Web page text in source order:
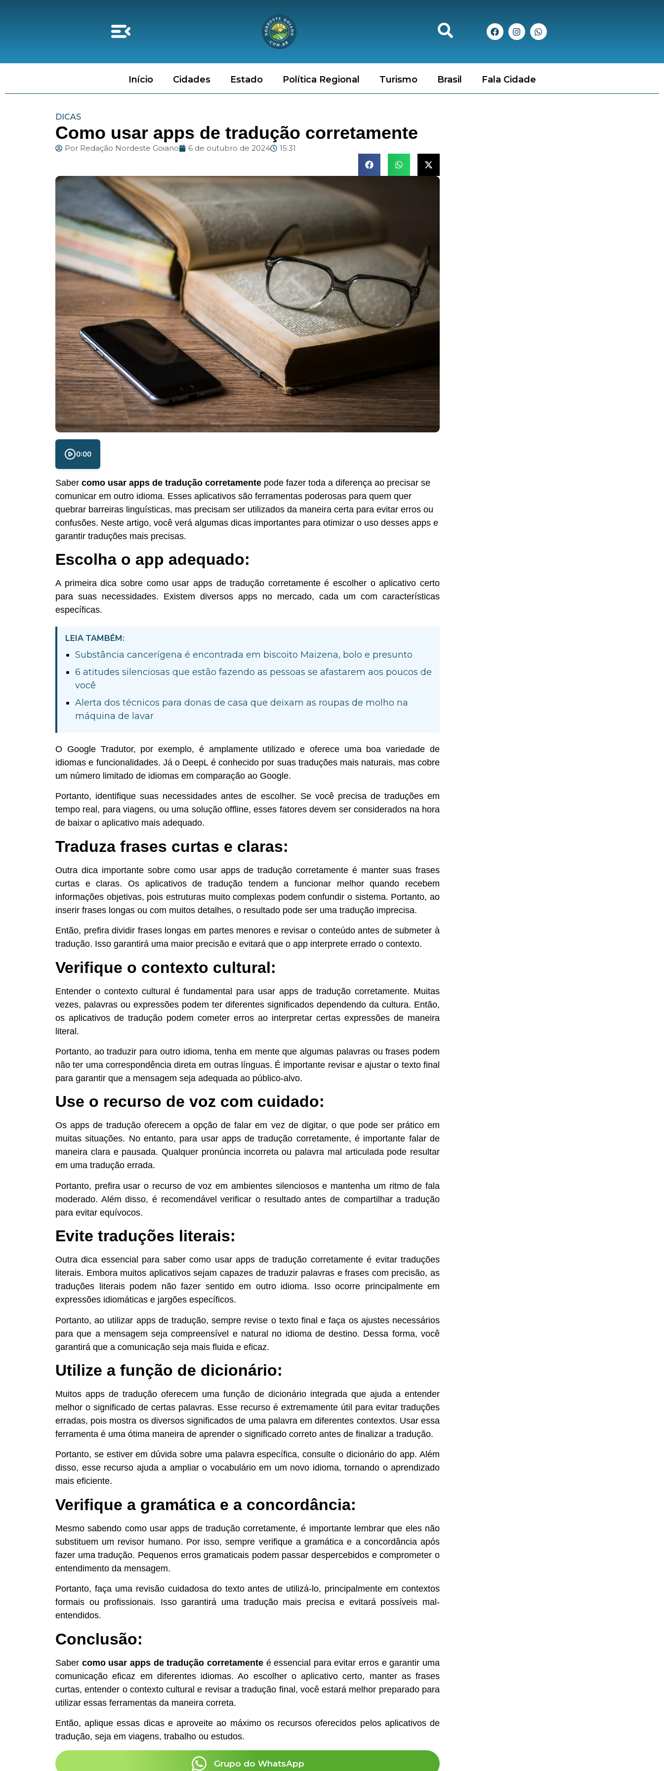
Início Cidades Estado Política Regional Turismo Brasil Fala Cidade
DICAS
Como usar apps de tradução corretamente
Por Redação Nordeste Goiano 6 de outubro de 2024 15:31
0:00
Saber como usar apps de tradução corretamente pode fazer toda a diferença ao precisar se
comunicar em outro idioma. Esses aplicativos são ferramentas poderosas para quem quer
quebrar barreiras linguísticas, mas precisam ser utilizados da maneira certa para evitar erros ou
confusões. Neste artigo, você verá algumas dicas importantes para otimizar o uso desses apps e
garantir traduções mais precisas.
Escolha o app adequado:
A primeira dica sobre como usar apps de tradução corretamente é escolher o aplicativo certo
para suas necessidades. Existem diversos apps no mercado, cada um com características
específicas.
LEIA TAMBÉM:
Substância cancerígena é encontrada em biscoito Maizena, bolo e presunto
6 atitudes silenciosas que estão fazendo as pessoas se afastarem aos poucos de
você
Alerta dos técnicos para donas de casa que deixam as roupas de molho na
máquina de lavar
O Google Tradutor, por exemplo, é amplamente utilizado e oferece uma boa variedade de
idiomas e funcionalidades. Já o DeepL é conhecido por suas traduções mais naturais, mas cobre
um número limitado de idiomas em comparação ao Google.
Portanto, identifique suas necessidades antes de escolher. Se você precisa de traduções em
tempo real, para viagens, ou uma solução offline, esses fatores devem ser considerados na hora
de baixar o aplicativo mais adequado.
Traduza frases curtas e claras:
Outra dica importante sobre como usar apps de tradução corretamente é manter suas frases
curtas e claras. Os aplicativos de tradução tendem a funcionar melhor quando recebem
informações objetivas, pois estruturas muito complexas podem confundir o sistema. Portanto, ao
inserir frases longas ou com muitos detalhes, o resultado pode ser uma tradução imprecisa.
Então, prefira dividir frases longas em partes menores e revisar o conteúdo antes de submeter à
tradução. Isso garantirá uma maior precisão e evitará que o app interprete errado o contexto.
Verifique o contexto cultural:
Entender o contexto cultural é fundamental para usar apps de tradução corretamente. Muitas
vezes, palavras ou expressões podem ter diferentes significados dependendo da cultura. Então,
os aplicativos de tradução podem cometer erros ao interpretar certas expressões de maneira
literal.
Portanto, ao traduzir para outro idioma, tenha em mente que algumas palavras ou frases podem
não ter uma correspondência direta em outras línguas. É importante revisar e ajustar o texto final
para garantir que a mensagem seja adequada ao público-alvo.
Use o recurso de voz com cuidado:
Os apps de tradução oferecem a opção de falar em vez de digitar, o que pode ser prático em
muitas situações. No entanto, para usar apps de tradução corretamente, é importante falar de
maneira clara e pausada. Qualquer pronúncia incorreta ou palavra mal articulada pode resultar
em uma tradução errada.
Portanto, prefira usar o recurso de voz em ambientes silenciosos e mantenha um ritmo de fala
moderado. Além disso, é recomendável verificar o resultado antes de compartilhar a tradução
para evitar equívocos.
Evite traduções literais:
Outra dica essencial para saber como usar apps de tradução corretamente é evitar traduções
literais. Embora muitos aplicativos sejam capazes de traduzir palavras e frases com precisão, as
traduções literais podem não fazer sentido em outro idioma. Isso ocorre principalmente em
expressões idiomáticas e jargões específicos.
Portanto, ao utilizar apps de tradução, sempre revise o texto final e faça os ajustes necessários
para que a mensagem seja compreensível e natural no idioma de destino. Dessa forma, você
garantirá que a comunicação seja mais fluida e eficaz.
Utilize a função de dicionário:
Muitos apps de tradução oferecem uma função de dicionário integrada que ajuda a entender
melhor o significado de certas palavras. Esse recurso é extremamente útil para evitar traduções
erradas, pois mostra os diversos significados de uma palavra em diferentes contextos. Usar essa
ferramenta é uma ótima maneira de aprender o significado correto antes de finalizar a tradução.
Portanto, se estiver em dúvida sobre uma palavra específica, consulte o dicionário do app. Além
disso, esse recurso ajuda a ampliar o vocabulário em um novo idioma, tornando o aprendizado
mais eficiente.
Verifique a gramática e a concordância:
Mesmo sabendo como usar apps de tradução corretamente, é importante lembrar que eles não
substituem um revisor humano. Por isso, sempre verifique a gramática e a concordância após
fazer uma tradução. Pequenos erros gramaticais podem passar despercebidos e comprometer o
entendimento da mensagem.
Portanto, faça uma revisão cuidadosa do texto antes de utilizá-lo, principalmente em contextos
formais ou profissionais. Isso garantirá uma tradução mais precisa e evitará possíveis mal-
entendidos.
Conclusão:
Saber como usar apps de tradução corretamenteé essencial para evitar erros e garantir uma
comunicação eficaz em diferentes idiomas. Ao escolher o aplicativo certo, manter as frases
curtas, entender o contexto cultural e revisar a tradução final, você estará melhor preparado para
utilizar essas ferramentas da maneira correta.
Então, aplique essas dicas e aproveite ao máximo os recursos oferecidos pelos aplicativos de
tradução, seja em viagens, trabalho ou estudos.
Grupo do WhatsApp